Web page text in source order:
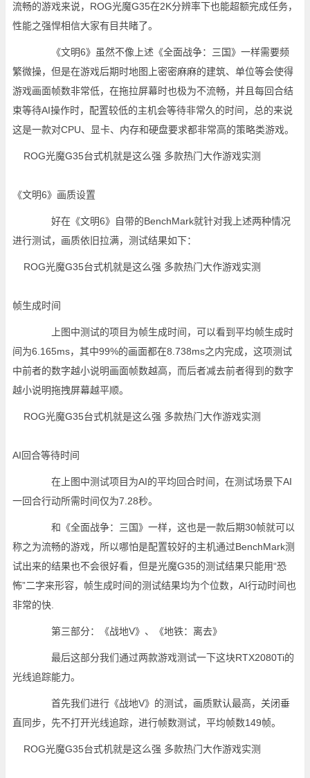
流畅的游戏来说，ROG光魔G35在2K分辨率下也能超额完成任务，
性能之强悍相信大家有目共睹了。
《文明6》虽然不像上述《全面战争：三国》一样需要频
繁微操，但是在游戏后期时地图上密密麻麻的建筑、单位等会使得
游戏画面帧数非常低，在拖拉屏幕时也极为不流畅，并且每回合结
束等待AI操作时，配置较低的主机会等待非常久的时间，总的来说
这是一款对CPU、显卡、内存和硬盘要求都非常高的策略类游戏。
《文明6》画质设置
好在《文明6》自带的BenchMark就针对我上述两种情况
进行测试，画质依旧拉满，测试结果如下：
帧生成时间
上图中测试的项目为帧生成时间，可以看到平均帧生成时
间为6.165ms，其中99%的画面都在8.738ms之内完成，这项测试
中前者的数字越小说明画面帧数越高，而后者减去前者得到的数字
越小说明拖拽屏幕越平顺。
AI回合等待时间
在上图中测试项目为AI的平均回合时间，在测试场景下AI
一回合行动所需时间仅为7.28秒。
和《全面战争：三国》一样，这也是一款后期30帧就可以
称之为流畅的游戏，所以哪怕是配置较好的主机通过BenchMark测
试出来的结果也不会很好看，但是光魔G35的测试结果只能用“恐
怖”二字来形容，帧生成时间的测试结果均为个位数，AI行动时间也
非常的快.
第三部分：《战地V》、《地铁：离去》
最后这部分我们通过两款游戏测试一下这块RTX2080Ti的
光线追踪能力。
首先我们进行《战地V》的测试，画质默认最高，关闭垂
直同步，先不打开光线追踪，进行帧数测试，平均帧数149帧。